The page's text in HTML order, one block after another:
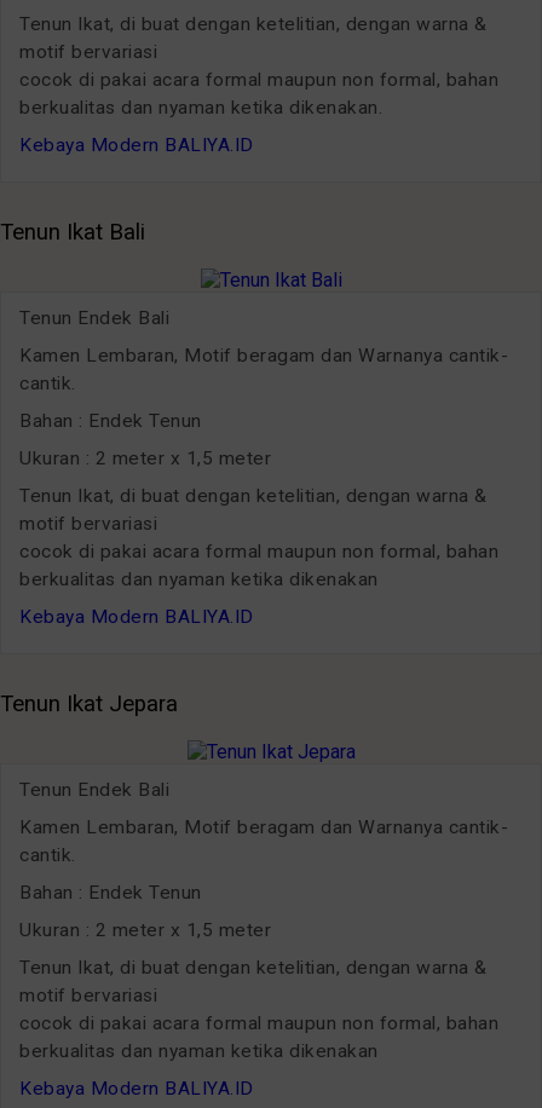
Tenun Ikat, di buat dengan ketelitian, dengan warna &
motif bervariasi
cocok di pakai acara formal maupun non formal, bahan
berkualitas dan nyaman ketika dikenakan.
Kebaya Modern BALIYA.ID
Tenun Ikat Bali
Tenun Endek Bali
Kamen Lembaran, Motif beragam dan Warnanya cantik-
cantik.
Bahan : Endek Tenun
Ukuran : 2 meter x 1,5 meter
Tenun Ikat, di buat dengan ketelitian, dengan warna &
motif bervariasi
cocok di pakai acara formal maupun non formal, bahan
berkualitas dan nyaman ketika dikenakan
Kebaya Modern BALIYA.ID
Tenun Ikat Jepara
Tenun Endek Bali
Kamen Lembaran, Motif beragam dan Warnanya cantik-
cantik.
Bahan : Endek Tenun
Ukuran : 2 meter x 1,5 meter
Tenun Ikat, di buat dengan ketelitian, dengan warna &
motif bervariasi
cocok di pakai acara formal maupun non formal, bahan
berkualitas dan nyaman ketika dikenakan
Kebaya Modern BALIYA.ID